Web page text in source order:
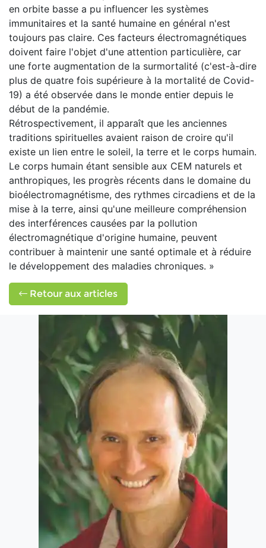
en orbite basse a pu influencer les systèmes
immunitaires et la santé humaine en général n'est
toujours pas claire. Ces facteurs électromagnétiques
doivent faire l'objet d'une attention particulière, car
une forte augmentation de la surmortalité (c'est-à-dire
plus de quatre fois supérieure à la mortalité de Covid-
19) a été observée dans le monde entier depuis le
début de la pandémie.
Rétrospectivement, il apparaît que les anciennes
traditions spirituelles avaient raison de croire qu'il
existe un lien entre le soleil, la terre et le corps humain.
Le corps humain étant sensible aux CEM naturels et
anthropiques, les progrès récents dans le domaine du
bioélectromagnétisme, des rythmes circadiens et de la
mise à la terre, ainsi qu'une meilleure compréhension
des interférences causées par la pollution
électromagnétique d'origine humaine, peuvent
contribuer à maintenir une santé optimale et à réduire
le développement des maladies chroniques. »
Retour aux articles